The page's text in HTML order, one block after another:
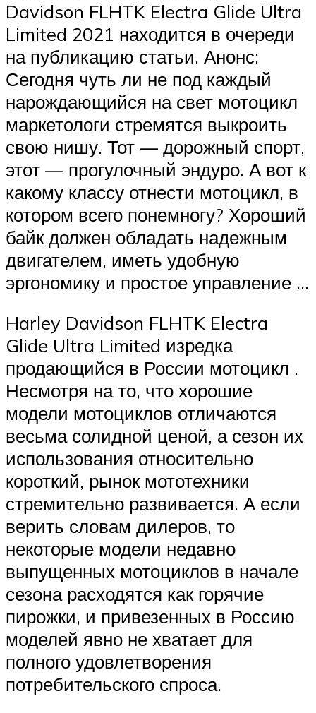
Davidson FLHTK Electra Glide Ultra
Limited 2021 находится в очереди
на публикацию статьи. Анонс:
Сегодня чуть ли не под каждый
нарождающийся на свет мотоцикл
маркетологи стремятся выкроить
свою нишу. Тот — дорожный спорт,
этот — прогулочный эндуро. А вот к
какому классу отнести мотоцикл, в
котором всего понемногу? Хороший
байк должен обладать надежным
двигателем, иметь удобную
эргономику и простое управление …
Harley Davidson FLHTK Electra
Glide Ultra Limited изредка
продающийся в России мотоцикл .
Несмотря на то, что хорошие
модели мотоциклов отличаются
весьма солидной ценой, а сезон их
использования относительно
короткий, рынок мототехники
стремительно развивается. А если
верить словам дилеров, то
некоторые модели недавно
выпущенных мотоциклов в начале
сезона расходятся как горячие
пирожки, и привезенных в Россию
моделей явно не хватает для
полного удовлетворения
потребительского спроса.